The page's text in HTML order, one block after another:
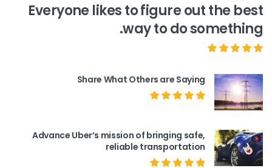
Everyone likes to figure out the best
way to do something.
Share What Others are Saying
Advance Uber’s mission of bringing safe,
reliable transportation